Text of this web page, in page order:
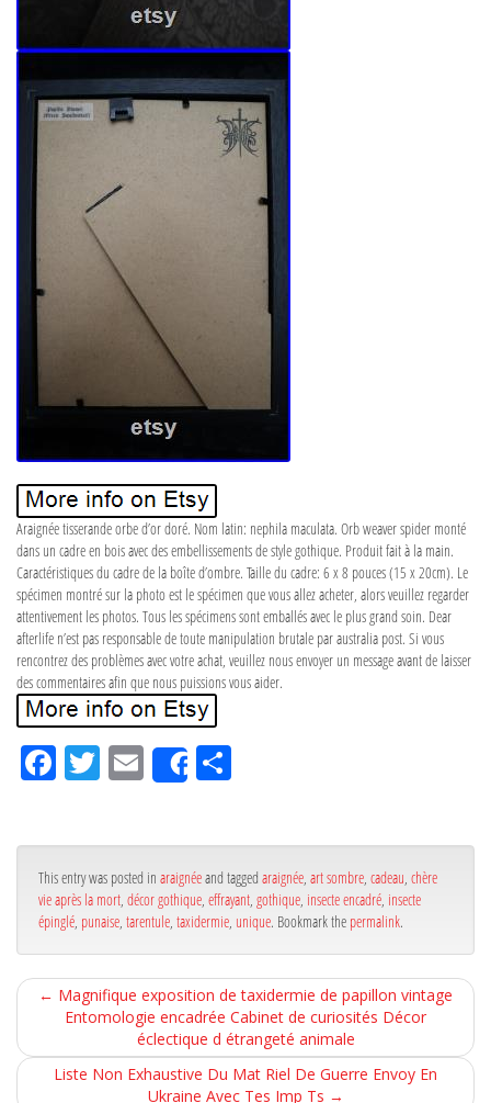
Araignée tisserande orbe d’or doré. Nom latin: nephila maculata. Orb weaver spider monté
dans un cadre en bois avec des embellissements de style gothique. Produit fait à la main.
Caractéristiques du cadre de la boîte d’ombre. Taille du cadre: 6 x 8 pouces (15 x 20cm). Le
spécimen montré sur la photo est le spécimen que vous allez acheter, alors veuillez regarder
attentivement les photos. Tous les spécimens sont emballés avec le plus grand soin. Dear
afterlife n’est pas responsable de toute manipulation brutale par australia post. Si vous
rencontrez des problèmes avec votre achat, veuillez nous envoyer un message avant de laisser
des commentaires afin que nous puissions vous aider.
Fa
ce
ok
Tw
itt
Em
ail
Share
r
This entry was posted in araignéeand tagged araignée art sombre cadeau chère
vie après la mort décor gothique effrayant gothique insecte encadré insecte
épinglé punaise tarentule taxidermie unique. Bookmark the permalink.
← Magnifique exposition de taxidermie de papillon vintage
Entomologie encadrée Cabinet de curiosités Décor
éclectique d étrangeté animale
Liste Non Exhaustive Du Mat Riel De Guerre Envoy En
Ukraine Avec Tes Imp Ts →